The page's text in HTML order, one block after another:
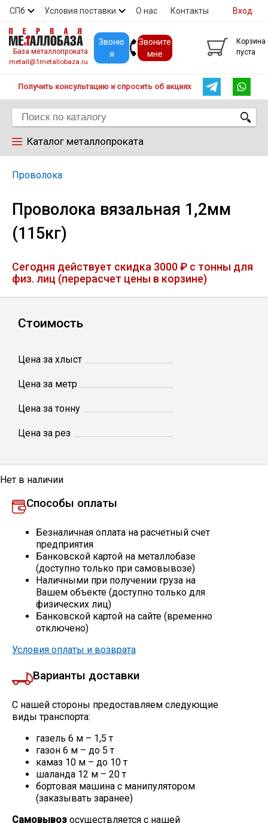
СПб Условия поставки О нас Контакты
Скидки Прайс Покупателям
Вход
База металлопроката
metall@1metallobaza.ru
Звоню
я
Звоните
мне
Корзина
пуста
Получить консультацию и спросить об акциях
Каталог металлопроката
Труба профильная
Труба
Лист
Швеллер
Круг
Профлист
Винтовые сваи
Сетка кладочная
Круги абразивные
Электроды
Проволока
Проволока
Проволока вязальная 1,2мм
(115кг)
Сегодня действует скидка 3000 ₽ с тонны для
физ. лиц (перерасчет цены в корзине)
Стоимость
Цена за хлыст
Цена за метр
Цена за тонну
Цена за рез
Нет в наличии
Способы оплаты
Безналичная оплата на расчетный счет
предприятия
Банковской картой на металлобазе
(доступно только при самовывозе)
Наличными при получении груза на
Вашем объекте (доступно только для
физических лиц)
Банковской картой на сайте (временно
отключено)
Условия оплаты и возврата
Варианты доставки
С нашей стороны предоставляем следующие
виды транспорта:
газель 6 м – 1,5 т
газон 6 м – до 5 т
камаз 10 м – до 10 т
шаланда 12 м – 20 т
бортовая машина с манипулятором
(заказывать заранее)
Самовывоз осуществляется с нашей